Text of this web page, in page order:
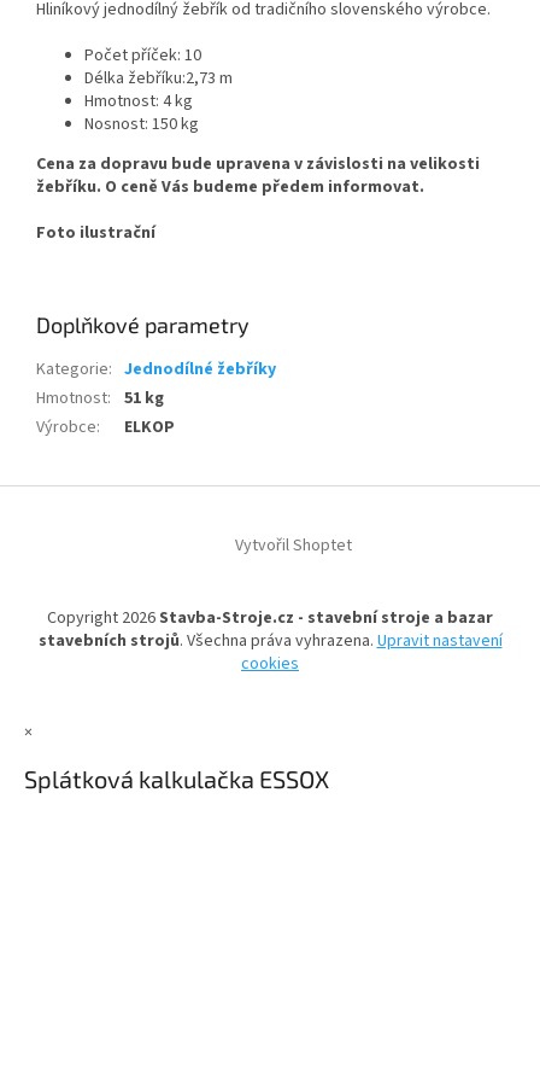
Hliníkový jednodílný žebřík od tradičního slovenského výrobce.
Počet příček: 10
Délka žebříku:2,73 m
Hmotnost: 4kg
Nosnost: 150 kg
Cena za dopravu bude upravena v závislosti na velikosti
žebříku. O ceně Vás budeme předem informovat.
Foto ilustrační
Doplňkové parametry
Kategorie: Jednodílné žebříky
Hmotnost: 51 kg
Výrobce: ELKOP
Vytvořil Shoptet
Copyright 2026Stavba-Stroje.cz - stavební stroje a bazar
stavebních strojů. Všechna práva vyhrazena.Upravit nastavení
cookies
×
Splátková kalkulačka ESSOX